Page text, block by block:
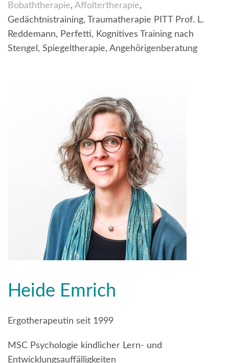
Bobaththerapie, Affoltertherapie,
Gedächtnistraining, Traumatherapie PITT Prof. L.
Reddemann, Perfetti, Kognitives Training nach
Stengel, Spiegeltherapie, Angehörigenberatung
Heide Emrich
Ergotherapeutin seit 1999
MSC Psychologie kindlicher Lern- und
Entwicklungsauffälligkeiten